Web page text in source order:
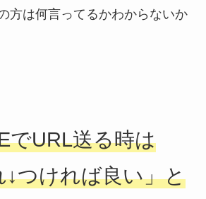
方は何言ってるかわからないか
でURL送る時は
↓つければ良い」と